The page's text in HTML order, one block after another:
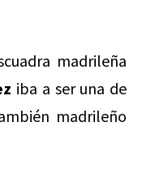
madrileña
iba a ser una de
madrileño